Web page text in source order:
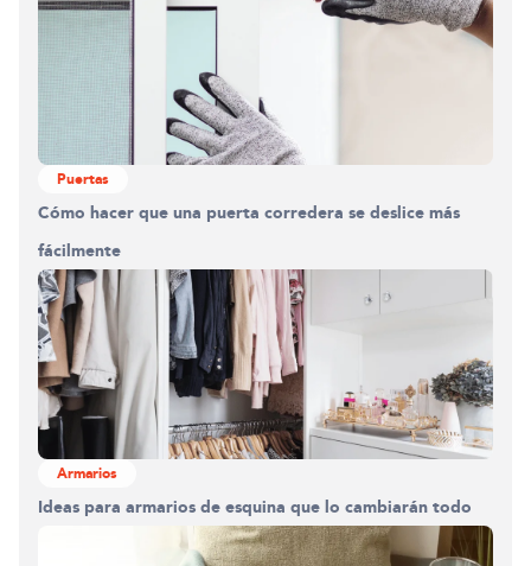
Puertas
Cómo hacer que una puerta corredera se deslice más
fácilmente
Armarios
Ideas para armarios de esquina que lo cambiarán todo